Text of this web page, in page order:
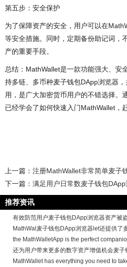
第五步：安全保护
为了保障资产的安全，用户可以在
等安全措施。同时，定期备份助记词，
产的重要手段。
总结：MathWallet是一款功能强大、安
持多链、多币种麦子钱包DApp浏览器
用，是广大加密货币用户的不错选择。
已经学会了如何快速入门MathWallet，
上一篇： 注册MathWallet非常简单麦子
下一篇： 满足用户日常数麦子钱包
推荐资讯
有效防范用户麦子钱包DApp浏览器资产被
MathWal麦子钱包DApp浏览器let还提供了
the MathWalletApp is the perfect
还为用户带来更多的数字资产增值机会麦
MathWallet has everything you need to